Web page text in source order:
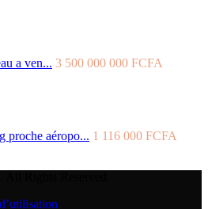
a ven... 3 500 000 000 FCFA
proche aéropo... 1 116 000 FCFA